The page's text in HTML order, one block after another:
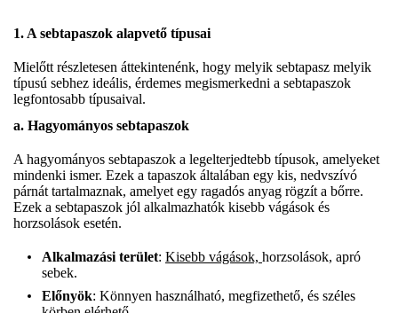
1. A sebtapaszok alapvető típusai
Mielőtt részletesen áttekintenénk, hogy melyik sebtapasz melyik
típusú sebhez ideális, érdemes megismerkedni a sebtapaszok
legfontosabb típusaival.
a. Hagyományos sebtapaszok
A hagyományos sebtapaszok a legelterjedtebb típusok, amelyeket
mindenki ismer. Ezek a tapaszok általában egy kis, nedvszívó
párnát tartalmaznak, amelyet egy ragadós anyag rögzít a bőrre.
Ezek a sebtapaszok jól alkalmazhatók kisebb vágások és
horzsolások esetén.
Alkalmazási terület: Kisebb vágások, horzsolások, apró
sebek.
Előnyök: Könnyen használható, megfizethető, és széles